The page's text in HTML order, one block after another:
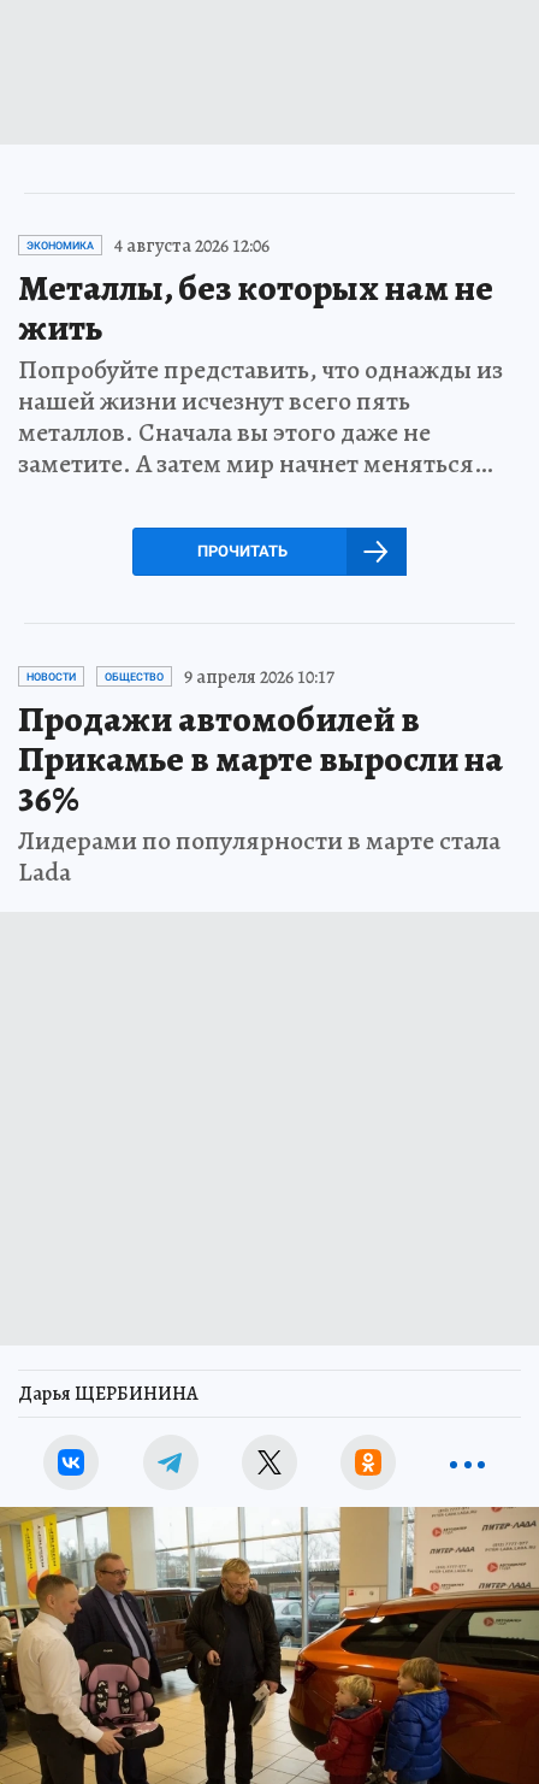
ЭКОНОМИКА 4 августа 2026 12:06
Металлы, без которых нам не
жить
Попробуйте представить, что однажды из
нашей жизни исчезнут всего пять
металлов. Сначала вы этого даже не
заметите. А затем мир начнет меняться…
ПРОЧИТАТЬ
НОВОСТИ ОБЩЕСТВО 9 апреля 2026 10:17
Продажи автомобилей в
Прикамье в марте выросли на
36%
Лидерами по популярности в марте стала
Lada
Дарья ЩЕРБИНИНА